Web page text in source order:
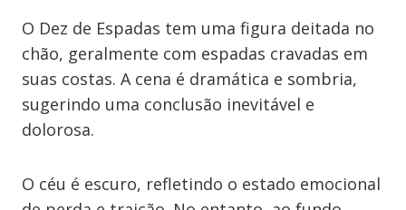
O Dez de Espadas tem uma figura deitada no
chão, geralmente com espadas cravadas em
suas costas. A cena é dramática e sombria,
sugerindo uma conclusão inevitável e
dolorosa.
O céu é escuro, refletindo o estado emocional